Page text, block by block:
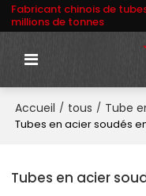
Fabricant chinois de
millions de tonnes
Accueil / tous / Tube
Tubes en acier soudés
Tubes en acier